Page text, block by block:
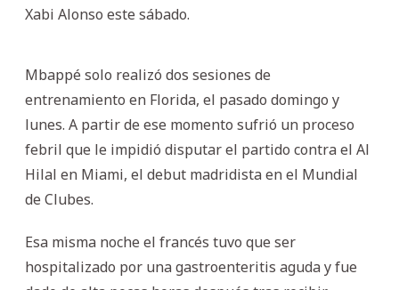
Xabi Alonso este sábado.
Mbappé solo realizó dos sesiones de
entrenamiento en Florida, el pasado domingo y
lunes. A partir de ese momento sufrió un proceso
febril que le impidió disputar el partido contra el Al
Hilal en Miami, el debut madridista en el Mundial
de Clubes.
Esa misma noche el francés tuvo que ser
hospitalizado por una gastroenteritis aguda y fue